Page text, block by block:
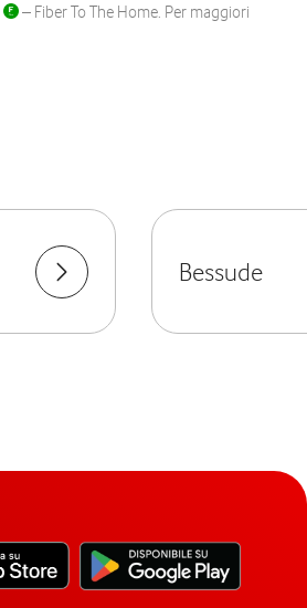
– Fiber To The Home. Per maggiori
Bessude